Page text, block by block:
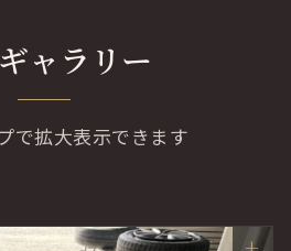
ャラリー
で拡大表示できます